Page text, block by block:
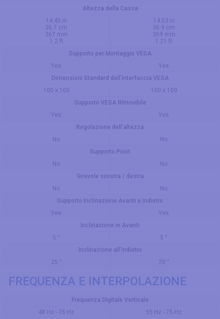
Altezza della Cassa
14.45 in
36.7 cm
367 mm
1.2 ft
14.53 in
36.9 cm
369 mm
1.21 ft
Supporto per Montaggio VESA
Yes
Yes
Dimensioni Standard dell'interfaccia VESA
100 x 100
100 x 100
Supporto VESA Rimovibile
Yes
Yes
Regolazione dell'altezza
No
No
Supporto Pivot
No
No
Girevole sinistra / destra
No
No
Supporto Inclinazione Avanti e Indietro
Yes
Yes
Inclinazione in Avanti
5 °
5 °
Inclinazione all'indietro
25 °
20 °
FREQUENZA E INTERPOLAZIONE
Frequenza Digitale Verticale
48 Hz - 75 Hz
55 Hz - 75 Hz